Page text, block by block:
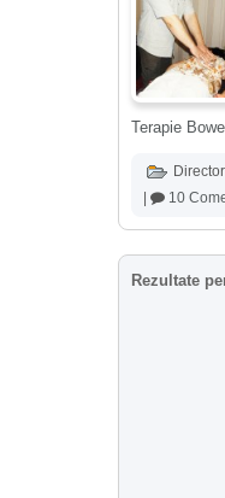
Terapie
10
Rezultate